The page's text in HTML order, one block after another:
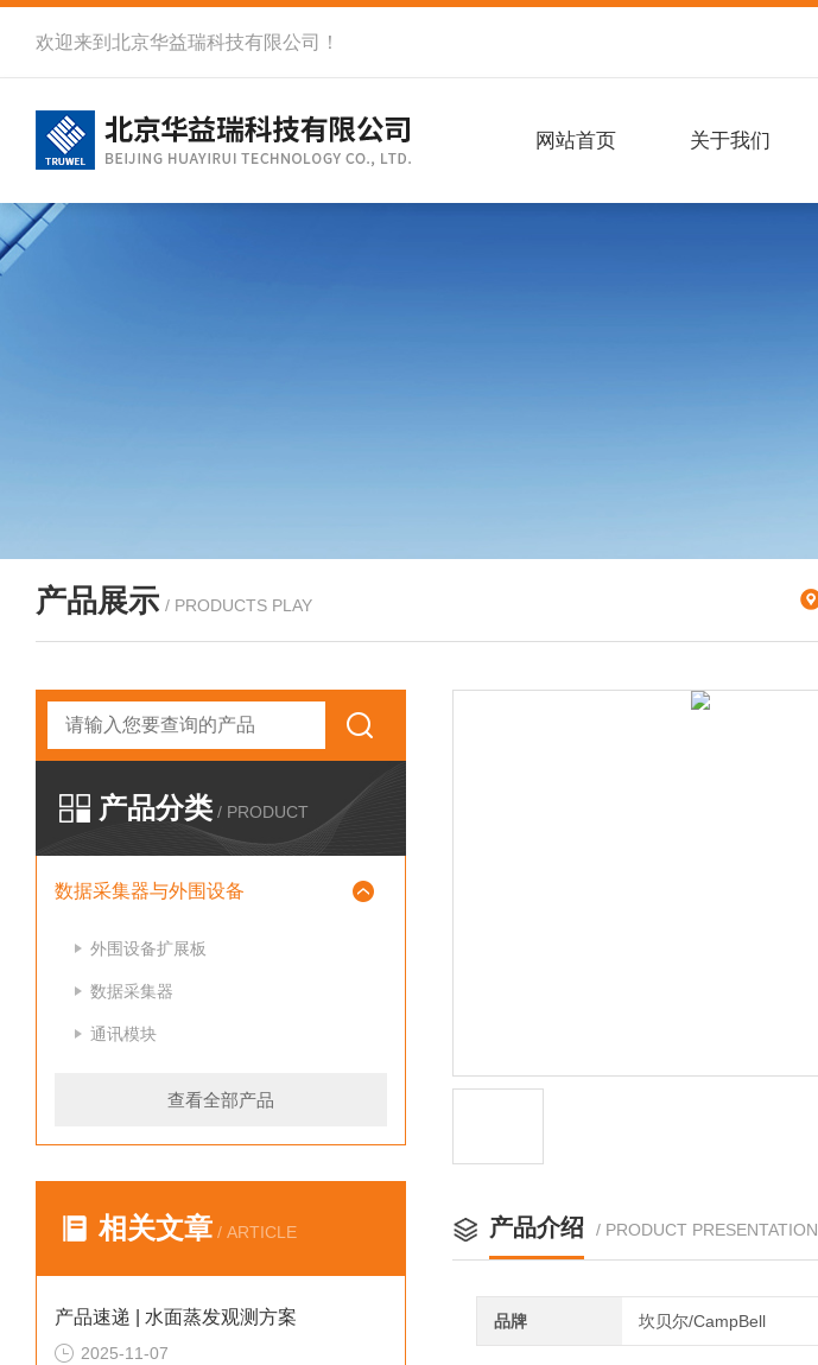
欢迎来到北京华益瑞科技有限公司！
网站首页 关于我们
产品展示 / PRODUCTS PLAY
产品分类 / PRODUCT
数据采集器与外围设备
外围设备扩展板
数据采集器
通讯模块
查看全部产品
相关文章 / ARTICLE
产品速递 | 水面蒸发观测方案
2025-11-07
产品介绍 / PRODUCT PRESENTATION
品牌 坎贝尔/CampBell